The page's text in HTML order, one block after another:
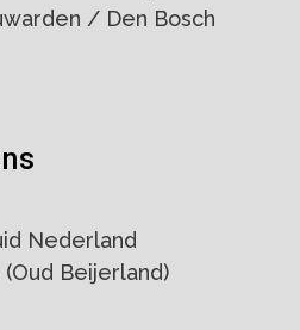
/ Den Bosch
Nederland
Beijerland)